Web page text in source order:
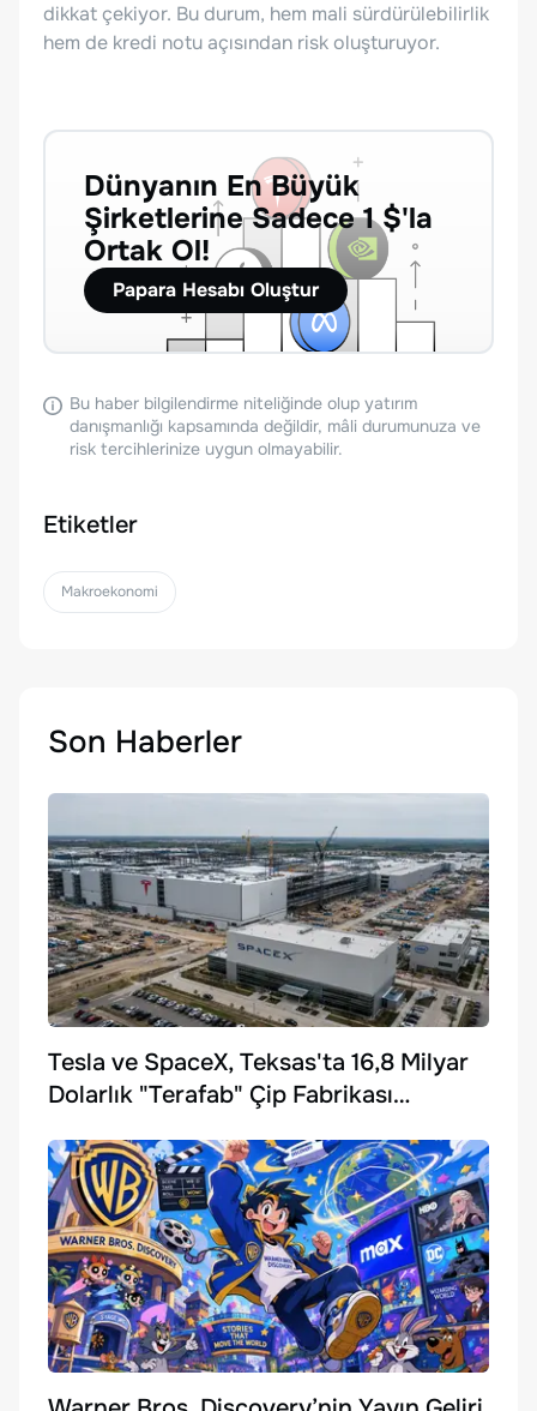
dikkat çekiyor. Bu durum, hem mali sürdürülebilirlik
hem de kredi notu açısından risk oluşturuyor.
Dünyanın En Büyük
Şirketlerine Sadece 1 $'la
Ortak Ol!
Papara Hesabı Oluştur
Bu haber bilgilendirme niteliğinde olup yatırım
danışmanlığı kapsamında değildir, mâli durumunuza ve
risk tercihlerinize uygun olmayabilir.
Etiketler
Makroekonomi
Son Haberler
Tesla ve SpaceX, Teksas'ta 16,8 Milyar
Dolarlık "Terafab" Çip Fabrikası